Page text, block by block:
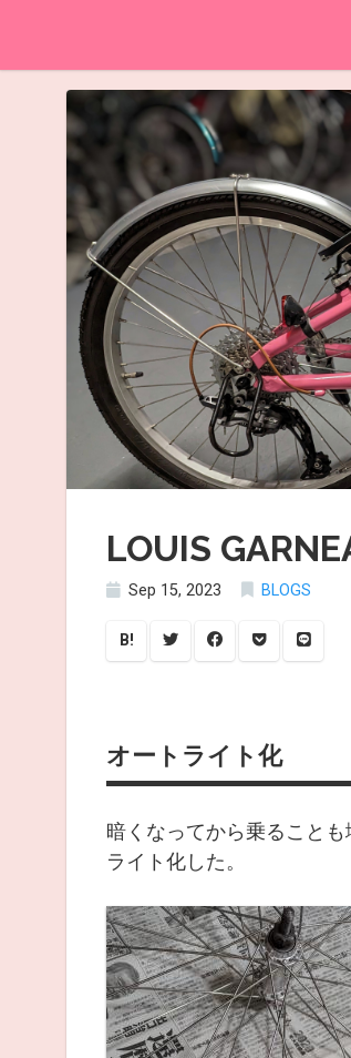
LOUIS
Sep 15, 2023 BLOGS
B!
オートライト化
暗くなってから乗ること
ライト化した。